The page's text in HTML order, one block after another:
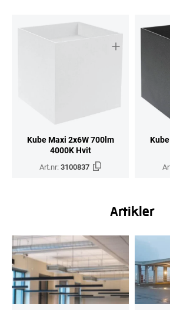
Kube Maxi 2x6W 700lm
4000K Hvit
Art.nr:3100837
Artikler